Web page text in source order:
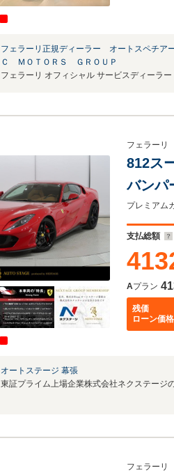
フェラーリ正規ディーラー オートスペチア
Ｃ ＭＯＴＯＲＳ ＧＲＯＵＰ
フェラーリ オフィシャル サービスディーラー
フェラーリ
812ス
バン
ダッ
リフト
プレミアム
支払総額
Aプラン
残価
ローン価格
オートステージ 幕張
フェラーリ